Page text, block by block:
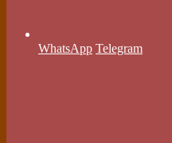
WhatsApp Telegram